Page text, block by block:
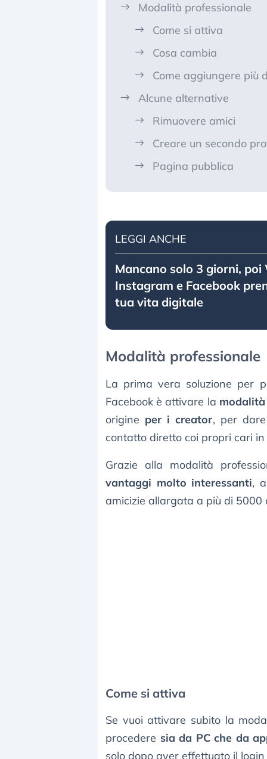
Modalità professionale
Come si attiva
Cosa cambia
Come aggiungere più
Alcune alternative
Rimuovere amici
Creare un secondo
Pagina pubblica
LEGGI ANCHE
Mancano solo 3 giorni,
Instagram e Facebook
tua vita digitale
Modalità professionale
La prima vera soluzione per
Facebook è attivare la
origine per i creator, per
contatto diretto coi propri cari in
Grazie alla modalità
vantaggi molto interessanti,
amicizie allargata a più di 5000
Come si attiva
Se vuoi attivare subito la
procedere sia da PC che da
solo dopo aver effettuato il